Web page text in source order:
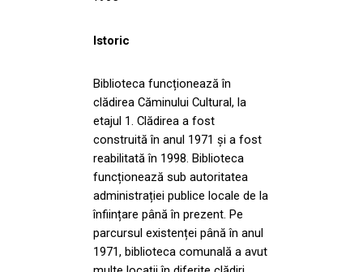
Istoric
Biblioteca funcționează în
clădirea Căminului Cultural, la
etajul 1. Clădirea a fost
construită în anul 1971 și a fost
reabilitată în 1998. Biblioteca
funcționează sub autoritatea
administrației publice locale de la
înființare până în prezent. Pe
parcursul existenței până în anul
1971, biblioteca comunală a avut